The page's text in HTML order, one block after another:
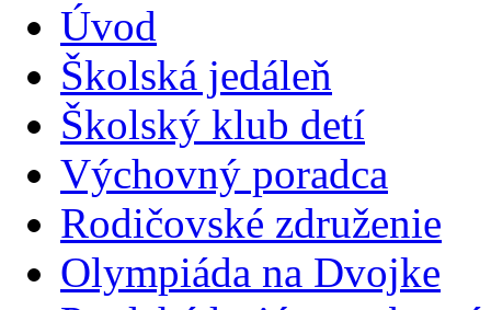
Úvod
Školská jedáleň
Školský klub detí
Výchovný poradca
Rodičovské združenie
Olympiáda na Dvojke